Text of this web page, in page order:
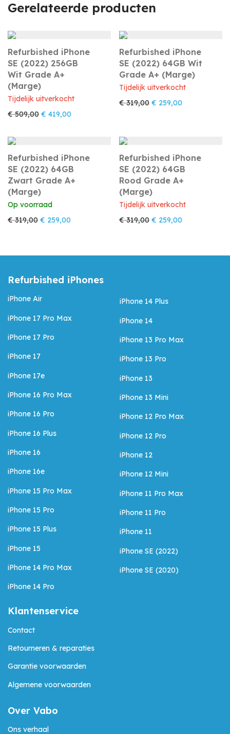
Gerelateerde producten
Refurbished iPhone
SE (2022) 256GB
Wit Grade A+
(Marge)
Tijdelijk uitverkocht
€509,00 Oorspronkelijke prijs was: € 509,00.
€ 419,00
Refurbished iPhone
SE (2022) 64GB Wit
Grade A+ (Marge)
Tijdelijk uitverkocht
€319,00 Oorspronkelijke prijs
€ 259,00
Refurbished iPhone
SE (2022) 64GB
Zwart Grade A+
(Marge)
Op voorraad
€319,00 Oorspronkelijke prijs was: € 319,00.
€ 259,00 Huidige prijs is: € 259,00.
Refurbished iPhone
SE (2022) 64GB
Rood Grade A+
(Marge)
Tijdelijk uitverkocht
€319,00 Oorspronkelijke prijs
€ 259,00
Refurbished iPhones
iPhone Air
iPhone 17 Pro Max
iPhone 17 Pro
iPhone 17
iPhone 17e
iPhone 16 Pro Max
iPhone 16 Pro
iPhone 16 Plus
iPhone 16
iPhone 16e
iPhone 15 Pro Max
iPhone 15 Pro
iPhone 15 Plus
iPhone 15
iPhone 14 Pro Max
iPhone 14 Pro
iPhone 14 Plus
iPhone 14
iPhone 13 Pro Max
iPhone 13 Pro
iPhone 13
iPhone 13 Mini
iPhone 12 Pro Max
iPhone 12 Pro
iPhone 12
iPhone 12 Mini
iPhone 11 Pro Max
iPhone 11 Pro
iPhone 11
iPhone SE (2022)
iPhone SE (2020)
Klantenservice
Contact
Retourneren & reparaties
Garantie voorwaarden
Algemene voorwaarden
Over Vabo
Ons verhaal